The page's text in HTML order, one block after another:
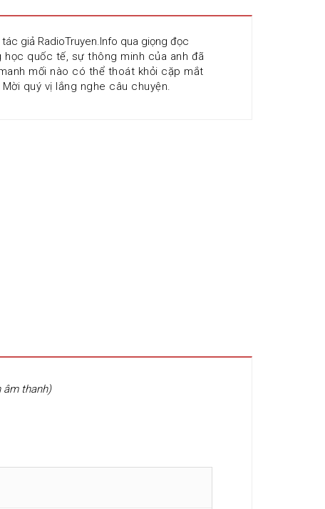
giả RadioTruyen.Info qua giọng đọc
quốc tế, sự thông minh của anh đã
mối nào có thể thoát khỏi cặp mắt
quý vị lắng nghe câu chuyện.
âm thanh)